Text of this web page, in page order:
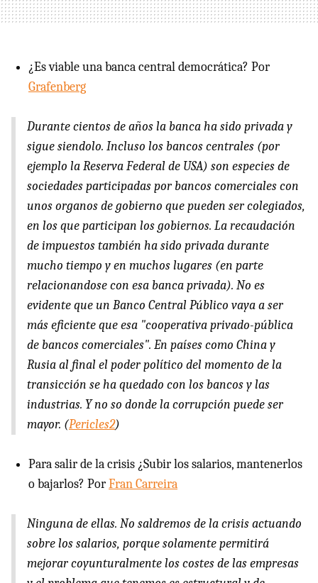
¿Es viable una banca central democrática? Por
Grafenberg
Durante cientos de años la banca ha sido privada y
sigue siendolo. Incluso los bancos centrales (por
ejemplo la Reserva Federal de USA) son especies de
sociedades participadas por bancos comerciales con
unos organos de gobierno que pueden ser colegiados,
en los que participan los gobiernos. La recaudación
de impuestos también ha sido privada durante
mucho tiempo y en muchos lugares (en parte
relacionandose con esa banca privada). No es
evidente que un Banco Central Público vaya a ser
más eficiente que esa "cooperativa privado-pública
de bancos comerciales". En países como China y
Rusia al final el poder político del momento de la
transicción se ha quedado con los bancos y las
industrias. Y no so donde la corrupción puede ser
mayor. (Pericles2)
Para salir de la crisis ¿Subir los salarios, mantenerlos
o bajarlos? PorFran Carreira
Ninguna de ellas. No saldremos de la crisis actuando
sobre los salarios, porque solamente permitirá
mejorar coyunturalmente los costes de las empresas